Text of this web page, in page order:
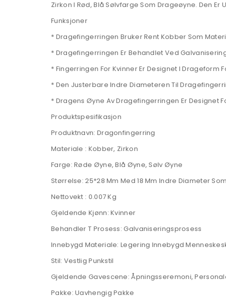
Zirkon I Rød, Blå Sølvfarge Som Drageøyne. Den Er
Funksjoner
* Dragefingerringen Bruker Rent Kobber Som
* Dragefingerringen Er Behandlet Ved
* Fingerringen For Kvinner Er Designet I Drageform
* Den Justerbare Indre Diameteren Til
* Dragens Øyne Av Dragefingerringen Er Designet
Produktspesifikasjon
Produktnavn: Dragonfingerring
Materiale : Kobber, Zirkon
Farge: Røde Øyne, Blå Øyne, Sølv Øyne
Størrelse: 25*28 Mm Med 18 Mm Indre Diameter
Nettovekt : 0.007 Kg
Gjeldende Kjønn: Kvinner
Behandler T Prosess: Galvaniseringsprosess
Innebygd Materiale: Legering Innebygd
Stil: Vestlig Punkstil
Gjeldende Gavescene: Åpningsseremoni,
Pakke: Uavhengig Pakke